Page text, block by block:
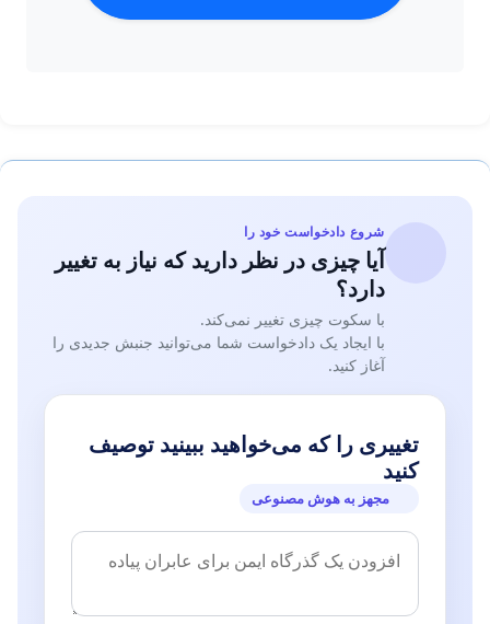
شروع دادخواست خود را
آیا چیزی در نظر دارید که نیاز به تغییر
دارد؟
با سکوت چیزی تغییر نمی‌کند.
با ایجاد یک دادخواست شما می‌توانید جنبش جدیدی را
آغاز کنید.
تغییری را که می‌خواهید ببینید توصیف
کنید
مجهز به هوش مصنوعی